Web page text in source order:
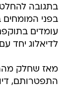
בתגובה
בפני
עומדים
לדיאלוג יחד
מאז שחלק
התפטרותם,